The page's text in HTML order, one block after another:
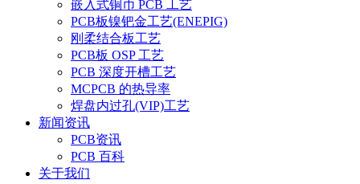
嵌入式铜币 PCB 工艺
PCB板镍钯金工艺(ENEPIG)
刚柔结合板工艺
PCB板 OSP 工艺
PCB 深度开槽工艺
MCPCB 的热导率
焊盘内过孔(VIP)工艺
新闻资讯
PCB资讯
PCB 百科
关于我们